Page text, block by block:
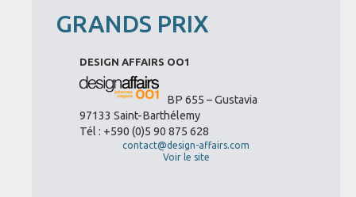
GRANDS PRIX
DESIGN AFFAIRS OO1
BP 655 – Gustavia
97133 Saint-Barthélemy
Tél : +590 (0)5 90 875 628
contact@design-affairs.com
Voir le site